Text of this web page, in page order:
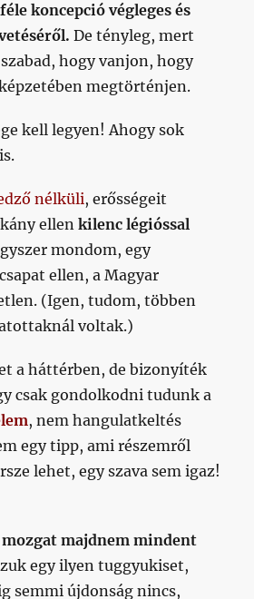
koncepció végleges és
De tényleg, mert
hogy vanjon, hogy
megtörténjen.
kell legyen! Ahogy sok
nélküli, erősségeit
ellenkilenc légióssal
mondom, egy
ellen, a Magyar
(Igen, tudom, többen
voltak.)
a háttérben, de bizonyíték
csak gondolkodni tudunk a
, nem hangulatkeltés
egy tipp, ami részemről
lehet, egy szava sem igaz!
mozgat majdnem mindent
egy ilyen tuggyukiset,
semmi újdonság nincs,